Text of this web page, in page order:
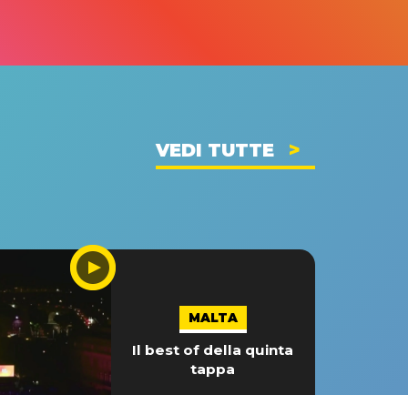
VEDI TUTTE
MALTA
Il best of della quinta
tappa